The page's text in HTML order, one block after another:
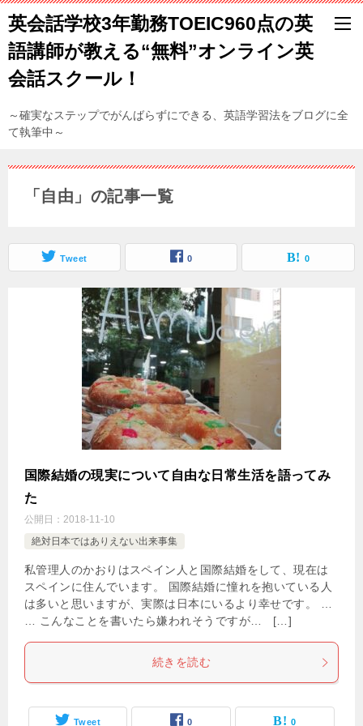
英会話学校3年勤務TOEIC960点の英
語講師が教える“無料”オンライン英
会話スクール！
～確実なステップでがんばらずにできる、英語学習法をブログに全
て執筆中～
「自由」の記事一覧
Tweet 0 0
国際結婚の現実について自由な日常生活を語ってみ
た
公開日： 2018-11-10
絶対日本ではありえない出来事集
私管理人のかおりはスペイン人と国際結婚をして、現在は
スペインに住んでいます。 国際結婚に憧れを抱いている人
は多いと思いますが、実際は日本にいるより幸せです。 …
… こんなことを書いたら嫌われそうですが… […]
続きを読む
Tweet 0 0